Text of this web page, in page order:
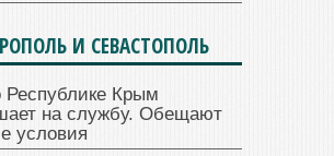
И СЕВАСТОПОЛЬ
Крым
на службу. Обещают
условия